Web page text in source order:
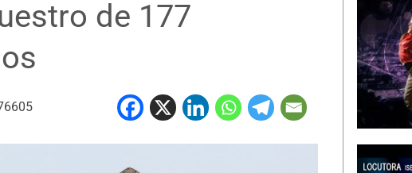
de 177